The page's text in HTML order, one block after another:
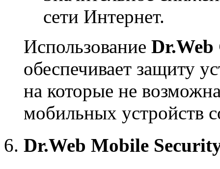
сети Интернет.
Использование Dr.Web
обеспечивает защиту
на которые не
мобильных устройств
Dr.Web Mobile